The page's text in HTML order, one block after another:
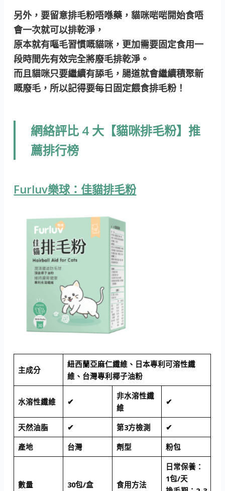
另外，要留意排毛粉唔喺藥，貓咪啱啱開始食唔
會一次就可以排乾淨，
原本就有嘔毛習慣嘅貓咪，更加需要固定食用一
段時間先有效完全將廢毛排乾淨。
而且貓咪只要繼續有舔毛，腸道就會繼續積聚新
嘅廢毛，所以記得要每日固定餵食排毛粉！
網絡評比 4 大【貓咪排毛粉】推
薦排行榜
Furluv樂球：佳貓排毛粉
主成分
紐西蘭亞麻仁纖維、日本專利可溶性纖
維、台灣專利椰子油粉
水溶性纖維 ✔
非水溶性纖
維
✔
天然油脂 ✔ 第3方檢測
✔
產地
台灣 劑型 粉包
數量 30包/盒 食用方法
日常保養：
1包/天